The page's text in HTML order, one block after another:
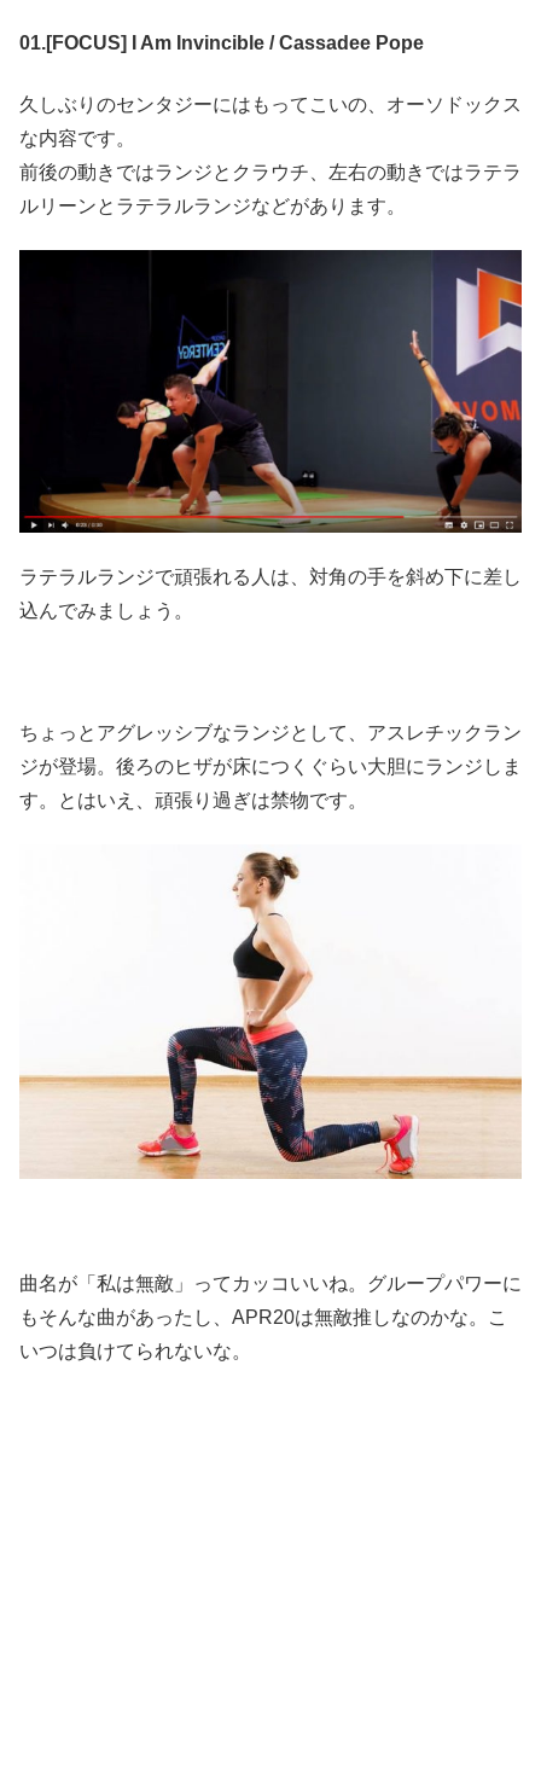
01.[FOCUS] I Am Invincible / Cassadee Pope
久しぶりのセンタジーにはもってこいの、オーソドックス
な内容です。
前後の動きではランジとクラウチ、左右の動きではラテラ
ルリーンとラテラルランジなどがあります。
ラテラルランジで頑張れる人は、対角の手を斜め下に差し
込んでみましょう。
ちょっとアグレッシブなランジとして、アスレチックラン
ジが登場。後ろのヒザが床につくぐらい大胆にランジしま
す。とはいえ、頑張り過ぎは禁物です。
曲名が「私は無敵」ってカッコいいね。グループパワーに
もそんな曲があったし、APR20は無敵推しなのかな。こ
いつは負けてられないな。